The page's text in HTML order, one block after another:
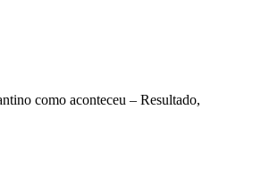
como aconteceu – Resultado,